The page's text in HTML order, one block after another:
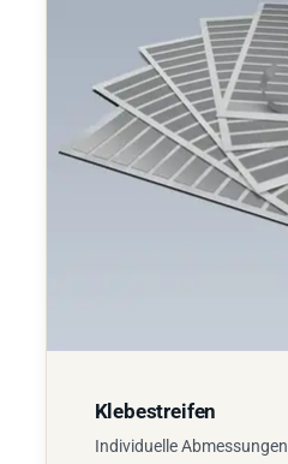
Klebestreifen
Individuelle Abmessungen